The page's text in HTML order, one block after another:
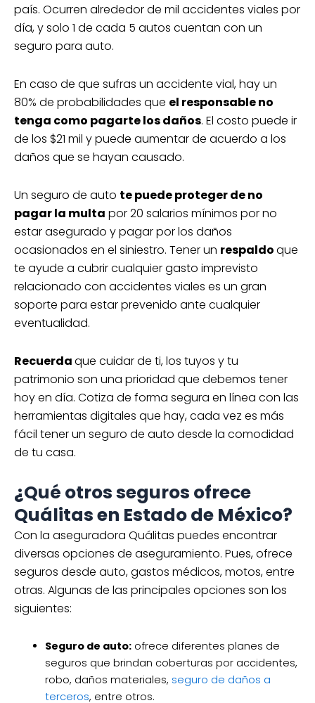
país. Ocurren alrededor de mil accidentes viales por
día, y solo 1 de cada 5 autos cuentan con un
seguro para auto.
En caso de que sufras un accidente vial, hay un
80% de probabilidades que el responsable no
tenga como pagarte los daños. El costo puede ir
de los $21 mil y puede aumentar de acuerdo a los
daños que se hayan causado.
Un seguro de auto te puede proteger de no
pagar la multa por 20 salarios mínimos por no
estar asegurado y pagar por los daños
ocasionados en el siniestro. Tener un respaldoque
te ayude a cubrir cualquier gasto imprevisto
relacionado con accidentes viales es un gran
soporte para estar prevenido ante cualquier
eventualidad.
Recuerdaque cuidar de ti, los tuyos y tu
patrimonio son una prioridad que debemos tener
hoy en día. Cotiza de forma segura en línea con las
herramientas digitales que hay, cada vez es más
fácil tener un seguro de auto desde la comodidad
de tu casa.
¿Qué otros seguros ofrece
Quálitas en Estado de México?
Con la aseguradora Quálitas puedes encontrar
diversas opciones de aseguramiento. Pues, ofrece
seguros desde auto, gastos médicos, motos, entre
otras. Algunas de las principales opciones son los
siguientes:
Seguro de auto:ofrece diferentes planes de
seguros que brindan coberturas por accidentes,
robo, daños materiales, seguro de daños a
terceros, entre otros.